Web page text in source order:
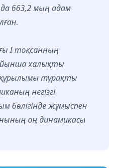
663,2 мың адам
I тоқсанның
халықты
тұрақты
негізгі
бөлігінде жұмыспен
оң динамикасы